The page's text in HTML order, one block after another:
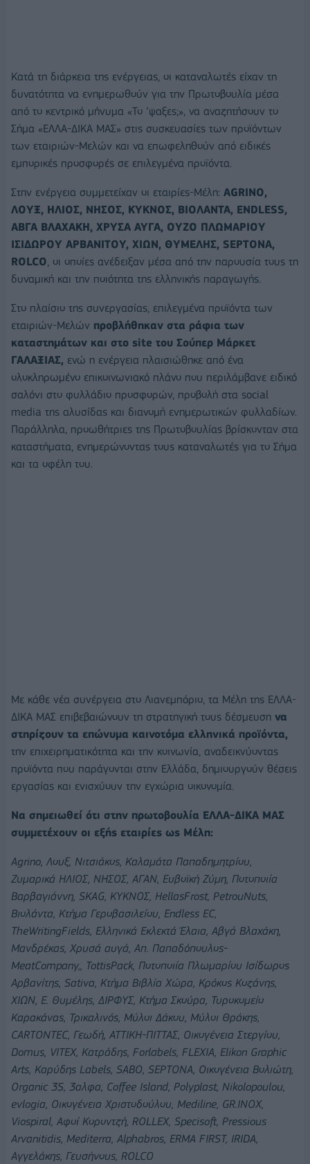
Κατά τη διάρκεια της ενέργειας, οι καταναλωτές είχαν τη
δυνατότητα να ενημερωθούν για την Πρωτοβουλία μέσα
από το κεντρικό μήνυμα «Το ’ψαξες;», να αναζητήσουν το
Σήμα «ΕΛΛΑ-ΔΙΚΑ ΜΑΣ» στις συσκευασίες των προϊόντων
των εταιριών-Μελών και να επωφεληθούν από ειδικές
εμπορικές προσφορές σε επιλεγμένα προϊόντα.
Στην ενέργεια συμμετείχαν οι εταιρίες-Μέλη: AGRINO,
ΛΟΥΞ, ΗΛΙΟΣ, ΝΗΣΟΣ, ΚΥΚΝΟΣ, ΒΙΟΛΑΝΤΑ, ENDLESS,
ΑΒΓΑ ΒΛΑΧΑΚΗ, ΧΡΥΣΑ ΑΥΓΑ, ΟΥΖΟ ΠΛΩΜΑΡΙΟΥ
ΙΣΙΔΩΡΟΥ ΑΡΒΑΝΙΤΟΥ, ΧΙΩΝ, ΘΥΜΕΛΗΣ, SEPTONA,
ROLCO, οι οποίες ανέδειξαν μέσα από την παρουσία τους τη
δυναμική και την ποιότητα της ελληνικής παραγωγής.
Στο πλαίσιο της συνεργασίας, επιλεγμένα προϊόντα των
εταιριών-Μελών προβλήθηκαν στα ράφια των
καταστημάτων και στο site του Σούπερ Μάρκετ
ΓΑΛΑΞΙΑΣ, ενώ η ενέργεια πλαισιώθηκε από ένα
ολοκληρωμένο επικοινωνιακό πλάνο που περιλάμβανε ειδικό
σαλόνι στο φυλλάδιο προσφορών, προβολή στα social
media της αλυσίδας και διανομή ενημερωτικών φυλλαδίων.
Παράλληλα, προωθήτριες της Πρωτοβουλίας βρίσκονταν στα
καταστήματα, ενημερώνοντας τους καταναλωτές για το Σήμα
και τα οφέλη του.
Με κάθε νέα συνέργεια στο Λιανεμπόριο, τα Μέλη της ΕΛΛΑ-
ΔΙΚΑ ΜΑΣ επιβεβαιώνουν τη στρατηγική τους δέσμευση να
στηρίζουν τα επώνυμα καινοτόμα ελληνικά προϊόντα,
την επιχειρηματικότητα και την κοινωνία, αναδεικνύοντας
προϊόντα που παράγονται στην Ελλάδα, δημιουργούν θέσεις
εργασίας και ενισχύουν την εγχώρια οικονομία.
Να σημειωθεί ότι στην πρωτοβουλία ΕΛΛΑ-ΔΙΚΑ ΜΑΣ
συμμετέχουν οι εξής εταιρίες ως Μέλη:
Agrino, Λουξ, Νιτσιάκος, Καλαμάτα Παπαδημητρίου,
Ζυμαρικά ΗΛΙΟΣ, ΝΗΣΟΣ, ΑΓΑΝ, Ευβοϊκή Ζύμη, Ποτοποιία
Βαρβαγιάννη, SKAG, KΥΚΝΟΣ, HellasFrost, PetrouNuts,
Βιολάντα, Κτήμα Γεροβασιλείου, Endless EC,
TheWritingFields, Ελληνικά Εκλεκτά Έλαια, Aβγά Βλαχάκη,
Μανδρέκας, Χρυσά αυγά, Απ. Παπαδόπουλος-
MeatCompany,, TottisPack, Ποτοποιία Πλωμαρίου Ισίδωρος
Αρβανίτης, Sativa, Κτήμα Βιβλία Χώρα, Κρόκος Κοζάνης,
ΧΙΩΝ, Ε. Θυμέλης, ΔΙΡΦΥΣ, Κτήμα Σκούρα, Τυροκομείο
Καρακάνας, Τρικαλινός, Μύλοι Δάκου, Μύλοι Θράκης,
CARTONTEC, Γεωδή, ΑΤΤΙΚΗ-ΠΙΤΤΑΣ, Οικογένεια Στεργίου,
Domus, VITEX, Κατράδης, Forlabels, FLEXIA, Elikon Graphic
Arts, Καρύδης Labels, SABO, SEPTONA, Οικογένεια Βολιώτη,
Organic 3S, 3αλφα, Coffee Island, Polyplast, Nikolopoulou,
evlogia, Οικογένεια Χριστοδούλου, Mediline, GR.INOX,
Viospiral, Αφοί Κοροντζή, ROLLEX, Specisoft, Pressious
Arvanitidis, Mediterra, Alphabros, ERMA FIRST, IRIDA,
Αγγελάκης, Γευσήνους, ROLCO